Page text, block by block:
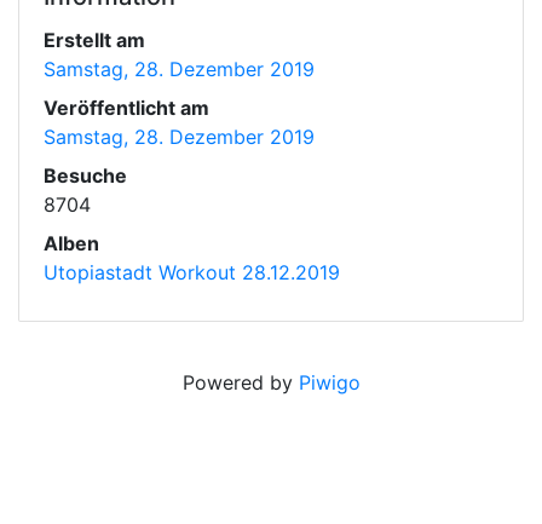
Erstellt am
Samstag, 28. Dezember 2019
Veröffentlicht am
Samstag, 28. Dezember 2019
Besuche
8704
Alben
Utopiastadt Workout 28.12.2019
Powered by Piwigo